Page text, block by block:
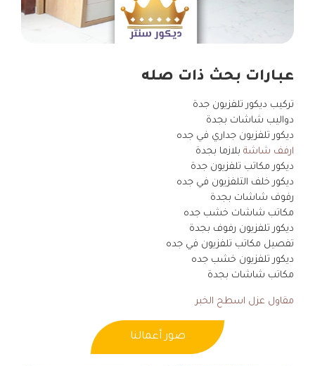
عبارات بحث ذات صله
تركيب ديكور تلفزيون جدة
دواليب شاشات بجدة
ديكور تلفزيون جداري في جده
ارفف شاشة بلازما بجدة
ديكور مكاتب تلفزيون جدة
ديكور خلف التلفزيون في جده
رفوف شاشات بجدة
مكاتب شاشات خشب جده
ديكور تلفزيون رفوف بجدة
تفصيل مكاتب تلفزيون في جده
ديكور تلفزيون خشب جده
مكاتب شاشات بجدة
مقاول عزل اسطح الخبر
صور أعمالنا